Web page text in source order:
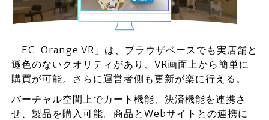
「EC-Orange VR」は、ブラウザベースでも実店舗と
遜色のないクオリティがあり、VR画面上から簡単に
購買が可能。さらに運営者側も更新が楽に行える。
バーチャル空間上でカート機能、決済機能を連携さ
せ、製品を購入可能。商品とWebサイトとの連携に